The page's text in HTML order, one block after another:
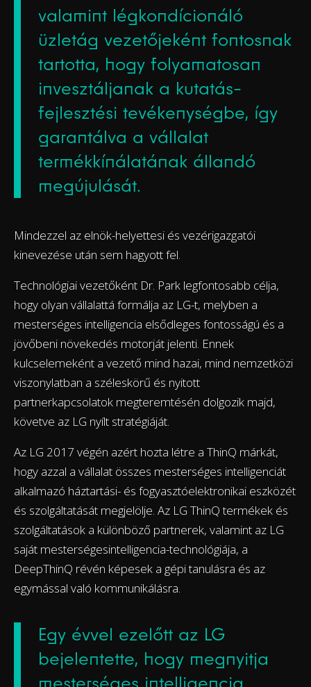
valamint légkondícionáló
üzletág vezetőjeként fontosnak
tartotta, hogy folyamatosan
invesztáljanak a kutatás-
fejlesztési tevékenységbe, így
garantálva a vállalat
termékkínálatának állandó
megújulását.
Mindezzel az elnök-helyettesi és vezérigazgatói
kinevezése után sem hagyott fel.
Technológiai vezetőként Dr. Park legfontosabb célja,
hogy olyan vállalattá formálja az LG-t, melyben a
mesterséges intelligencia elsődleges fontosságú és a
jövőbeni növekedés motorját jelenti. Ennek
kulcselemeként a vezető mind hazai, mind nemzetközi
viszonylatban a széleskörű és nyitott
partnerkapcsolatok megteremtésén dolgozik majd,
követve az LG nyílt stratégiáját.
Az LG 2017 végén azért hozta létre a ThinQ márkát,
hogy azzal a vállalat összes mesterséges intelligenciát
alkalmazó háztartási- és fogyasztóelektronikai eszközét
és szolgáltatását megjelölje. Az LG ThinQ termékek és
szolgáltatások a különböző partnerek, valamint az LG
saját mesterségesintelligencia-technológiája, a
DeepThinQ révén képesek a gépi tanulásra és az
egymással való kommunikálásra.
Egy évvel ezelőtt az LG
bejelentette, hogy megnyitja